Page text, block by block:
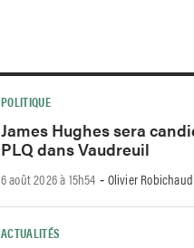
POLITIQUE
James Hughes sera
PLQ dans Vaudreuil
6 août 2026 à 15h54 - Olivier Robichaud
ACTUALITÉS